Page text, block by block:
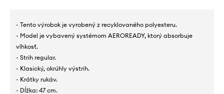
- Tento výrobok je vyrobený z recyklovaného polyesteru.
- Model je vybavený systémom AEROREADY, ktorý absorbuje
vlhkosť.
- Strih regular.
- Klasický, okrúhly výstrih.
- Krátky rukáv.
- Dĺžka: 47 cm.